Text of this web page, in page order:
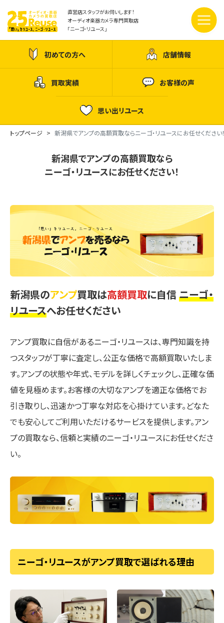
直営店スタッフがお伺いします！
オーディオ楽器カメラ専門買取店
「ニーゴ・リユース」
初めての方へ 店舗情報
買取実績 お客様の声
思い出リユース
トップページ 新潟県でアンプの高額買取ならニーゴ・リユースにお任せください
新潟県でアンプの高額買取なら
ニーゴ・リユースにお任せください！
新潟県のアンプ買取は高額買取に自信 ニーゴ・
リユースへお任せください
アンプ買取に自信があるニーゴ・リユースは、専門知識を持
つスタッフが丁寧に査定し、公正な価格で高額買取いたしま
す。アンプの状態や年式、モデルを詳しくチェックし、正確な価
値を見極めます。お客様の大切なアンプを適正な価格でお
引き取りし、迅速かつ丁寧な対応を心掛けています。どなた
でも安心してご利用いただけるサービスを提供します。アン
プの買取なら、信頼と実績のニーゴ・リユースにお任せくださ
い。
ニーゴ・リユースがアンプ買取で選ばれる理由